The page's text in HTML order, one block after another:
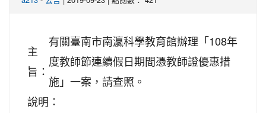
主
旨：
有關臺南市南瀛科學教育館辦理「108年
度教師節連續假日期間憑教師證優惠措
施」一案，請查照。
說明：